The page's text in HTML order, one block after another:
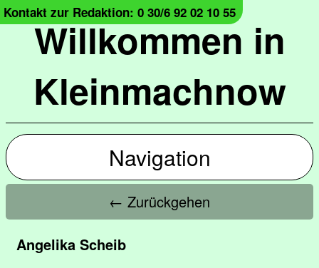
Willkommen in
Kleinmachnow
Kontakt zur Redaktion: 0 30/6 92 02 10 55
Navigation
← Zurückgehen
Angelika Scheib